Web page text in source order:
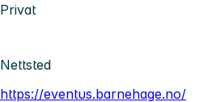
Privat
Nettsted
https://eventus.barnehage.no/